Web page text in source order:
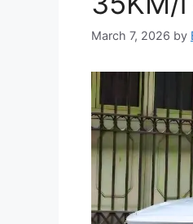
March 7, 2026 by